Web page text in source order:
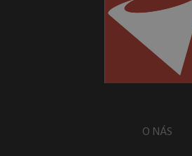
O NÁS